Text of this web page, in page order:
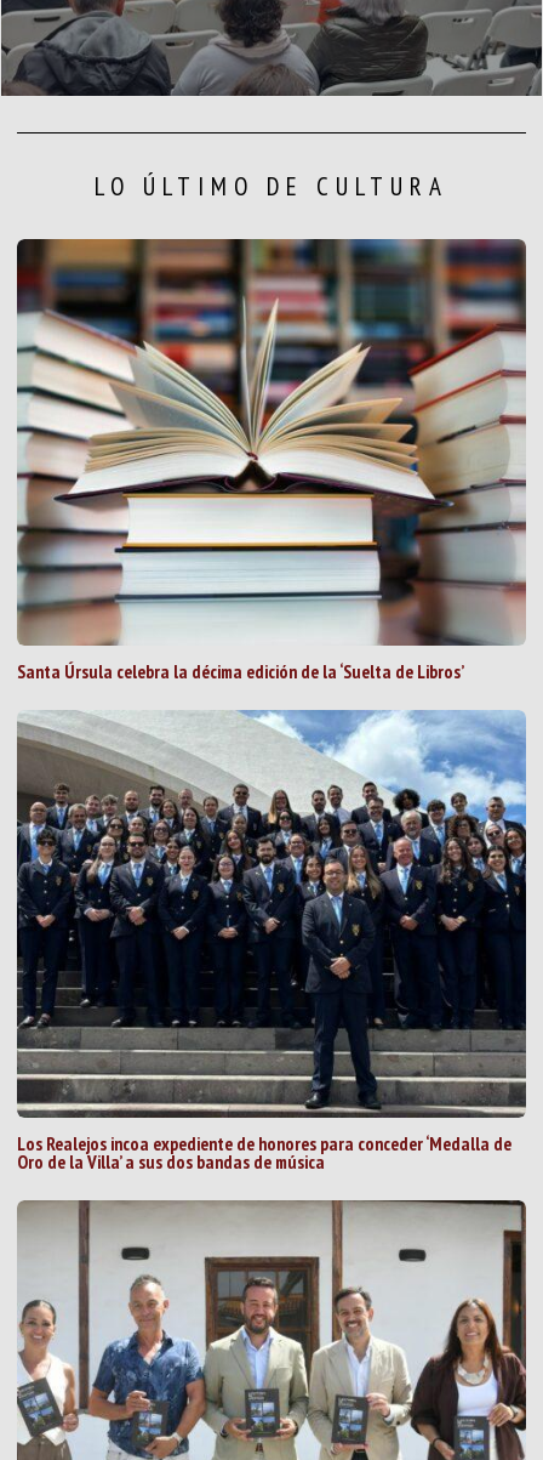
LO ÚLTIMO DE CULTURA
Santa Úrsula celebra la décima edición de la ‘Suelta de Libros’
Los Realejos incoa expediente de honores para conceder ‘Medalla de
Oro de la Villa’ a sus dos bandas de música